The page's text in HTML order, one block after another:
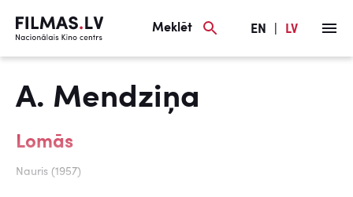
Meklēt EN LV
A. Mendziņa
Lomās
Nauris (1957)